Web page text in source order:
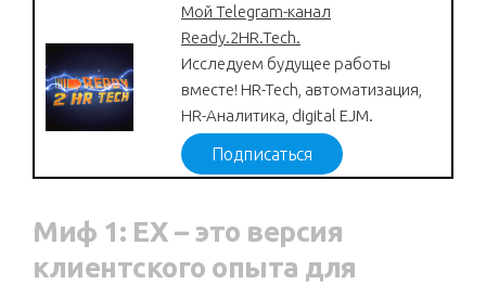
Мой Telegram-канал
Ready.2HR.Tech.
Исследуем будущее работы
вместе! HR-Tech, автоматизация,
HR-Аналитика, digital EJM.
Подписаться
Миф 1: EX – это версия
клиентского опыта для